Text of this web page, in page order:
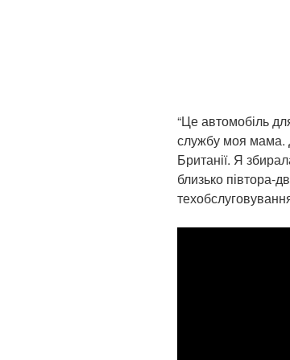
“Це автомобіль
службу моя мама.
Британії. Я
близько півтора-